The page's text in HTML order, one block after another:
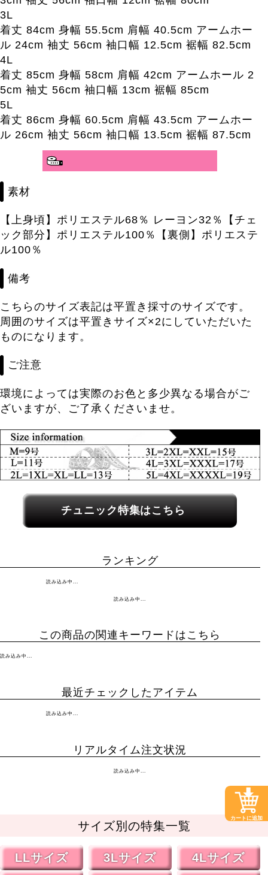
3L
着丈 84cm 身幅 55.5cm 肩幅 40.5cm アームホー
ル 24cm 袖丈 56cm 袖口幅 12.5cm 裾幅 82.5cm
4L
着丈 85cm 身幅 58cm 肩幅 42cm アームホール 2
5cm 袖丈 56cm 袖口幅 13cm 裾幅 85cm
5L
着丈 86cm 身幅 60.5cm 肩幅 43.5cm アームホー
ル 26cm 袖丈 56cm 袖口幅 13.5cm 裾幅 87.5cm
分かりやすいサイズガイド>>
素材
【上身頃】ポリエステル68％ レーヨン32％【チェ
ック部分】ポリエステル100％【裏側】ポリエステ
ル100％
備考
こちらのサイズ表記は平置き採寸のサイズです。
周囲のサイズは平置きサイズ×2にしていただいた
ものになります。
ご注意
環境によっては実際のお色と多少異なる場合がご
ざいますが、ご了承くださいませ。
関連カテゴリーへのリンク
チュニック特集はこちら
ランキング
読み込み中...
読み込み中...
この商品の関連キーワードはこちら
読み込み中...
最近チェックしたアイテム
読み込み中...
リアルタイム注文状況
読み込み中...
サイズ別の特集一覧
LLサイズ 3Lサイズ 4Lサイズ
カートに追加